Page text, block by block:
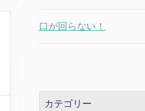
口が回らない！
カテゴリー